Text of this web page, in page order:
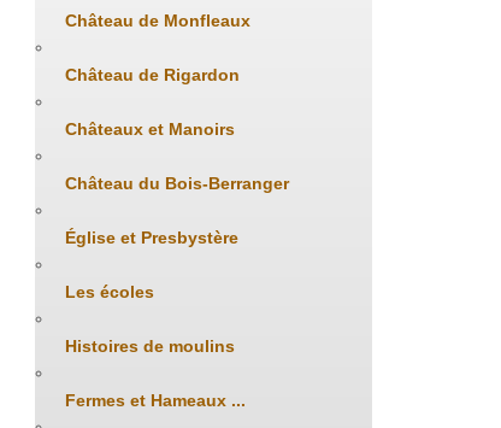
Château de Monfleaux
Château de Rigardon
Châteaux et Manoirs
Château du Bois-Berranger
Église et Presbystère
Les écoles
Histoires de moulins
Fermes et Hameaux ...